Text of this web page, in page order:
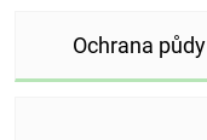
Ochrana půdy